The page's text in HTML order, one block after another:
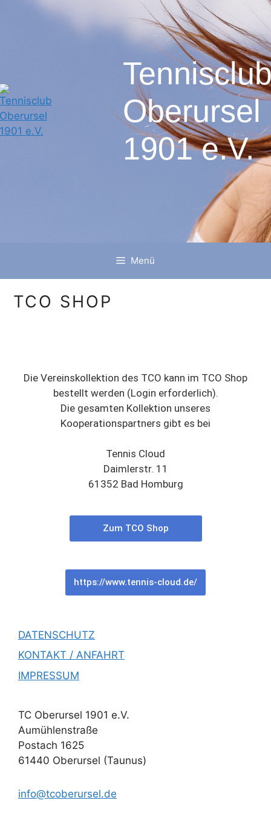
Oberursel
1901 e.V.
Menü
TCO SHOP
Die Vereinskollektion des TCO kann im TCO Shop
bestellt werden (Login erforderlich).
Die gesamten Kollektion unseres
Kooperationspartners gibt es bei
Tennis Cloud
Daimlerstr. 11
61352 Bad Homburg
Zum TCO Shop
https://www.tennis-cloud.de/
DATENSCHUTZ
KONTAKT / ANFAHRT
IMPRESSUM
TC Oberursel 1901 e.V.
Aumühlenstraße
Postach 1625
61440 Oberursel (Taunus)
info@tcoberursel.de